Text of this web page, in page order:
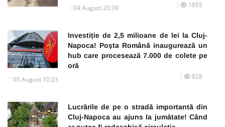
04 August 20:39 1855
Investiție de 2,5 milioane de lei la Cluj-
Napoca! Poșta Română inaugurează un
hub care procesează 7.000 de colete pe
oră
05 August 10:23 828
Lucrările de pe o stradă importantă din
Cluj-Napoca au ajuns la jumătate! Când